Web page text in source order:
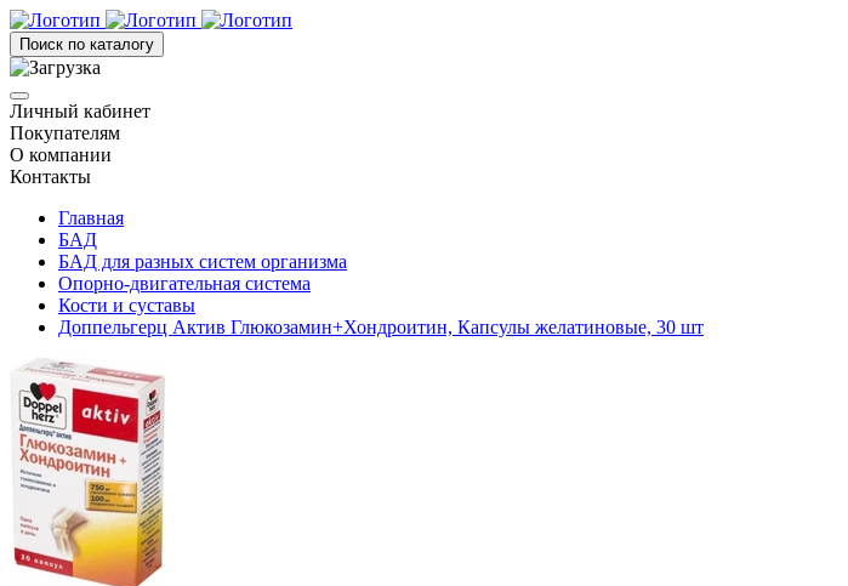
Поиск по каталогу
Личный кабинет
Покупателям
О компании
Контакты
Главная
БАД
БАД для разных систем организма
Опорно-двигательная система
Кости и суставы
Доппельгерц Актив Глюкозамин+Хондроитин, Капсулы желатиновые, 30 шт